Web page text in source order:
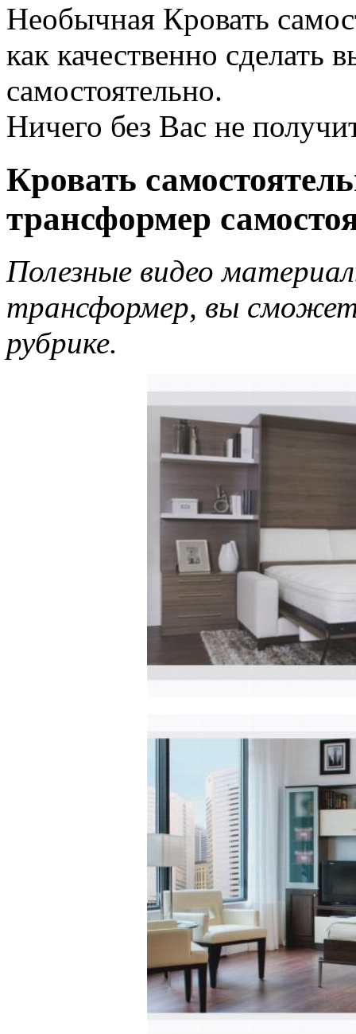
Необычная Кровать
как качественно сделать
самостоятельно.
Ничего без Вас не
Кровать
трансформер
Полезные видео
трансформер, вы
рубрике.